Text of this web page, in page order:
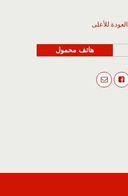
العودة للأعلى
هاتف محمول